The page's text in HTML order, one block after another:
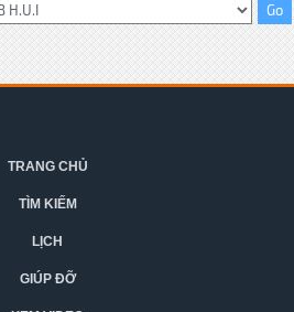
TRANG CHỦ
TÌM KIẾM
LỊCH
GIÚP ĐỠ